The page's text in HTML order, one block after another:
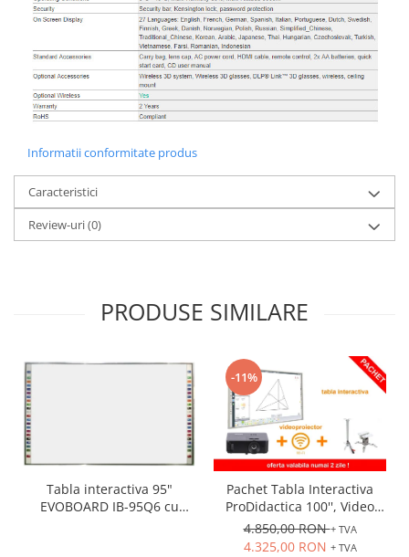
Informatii conformitate produs
Caracteristici
Review-uri(0)
PRODUSE SIMILARE
Tabla interactiva 95"
EVOBOARD IB-95Q6 cu
-11%
Pachet Tabla Interactiva
ProDidactica 100'', Video
Proiector de tavan, suport
videoproiector, adaptor
4.850,00 RON+ TVA
4.325,00 RON + TVA